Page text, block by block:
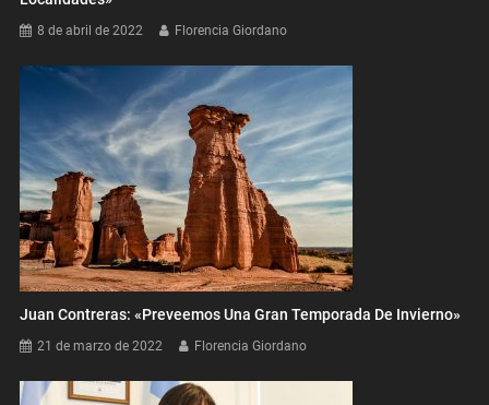
8 de abril de 2022 Florencia Giordano
Juan Contreras: «Preveemos Una Gran Temporada De Invierno»
21 de marzo de 2022 Florencia Giordano